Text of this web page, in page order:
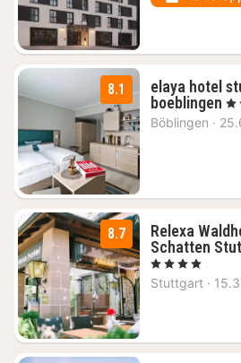
8.1
elaya hotel
boeblingen 1
, 3
Böblingen ·
8.7
Relexa
Schatten
, 4 Stjerner
Stuttgart ·